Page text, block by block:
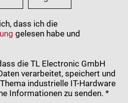
dass ich die
gelesen habe und
die TL Electronic GmbH
verarbeitet, speichert und
industrielle IT-Hardware
Informationen zu senden. *